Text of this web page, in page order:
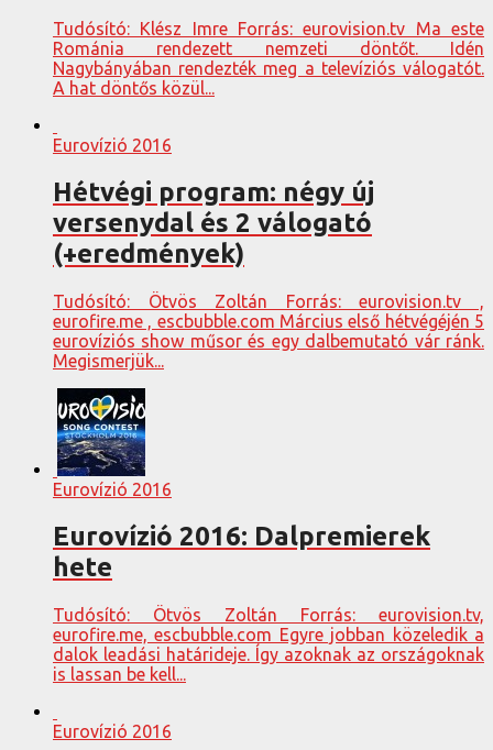
Tudósító: Klész Imre Forrás: eurovision.tv Ma este
Románia rendezett nemzeti döntőt. Idén
Nagybányában rendezték meg a televíziós válogatót.
A hat döntős közül...
Eurovízió 2016
Hétvégi program: négy új
versenydal és 2 válogató
(+eredmények)
Tudósító: Ötvös Zoltán Forrás: eurovision.tv ,
eurofire.me , escbubble.com Március első hétvégéjén 5
eurovíziós show műsor és egy dalbemutató vár ránk.
Megismerjük...
Eurovízió 2016
Eurovízió 2016: Dalpremierek
hete
Tudósító: Ötvös Zoltán Forrás: eurovision.tv,
eurofire.me, escbubble.com Egyre jobban közeledik a
dalok leadási határideje. Így azoknak az országoknak
is lassan be kell...
Eurovízió 2016